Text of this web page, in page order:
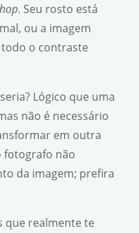
. Seu rosto está
ou a imagem
o contraste
Lógico que uma
não é necessário
em outra
fotografo não
da imagem; prefira
que realmente te